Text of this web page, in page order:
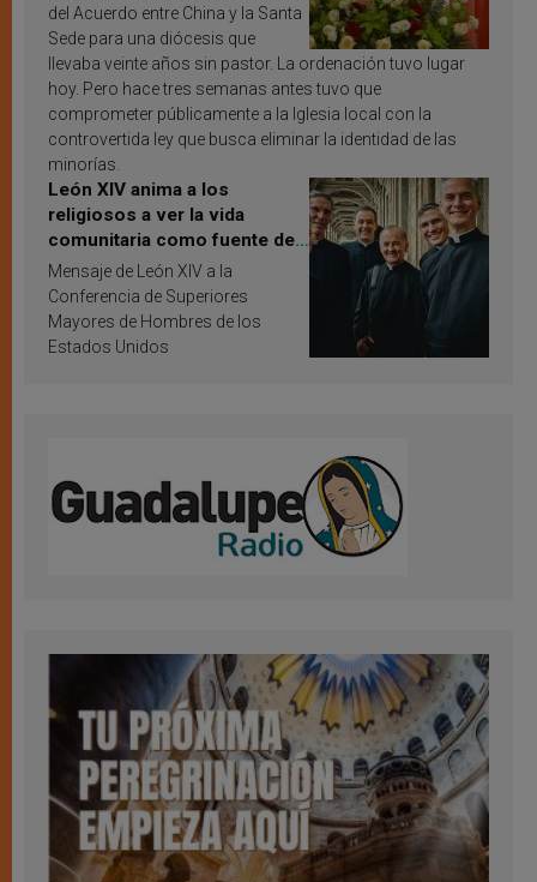
del Acuerdo entre China y la Santa
Sede para una diócesis que
llevaba veinte años sin pastor. La ordenación tuvo lugar
hoy. Pero hace tres semanas antes tuvo que
comprometer públicamente a la Iglesia local con la
controvertida ley que busca eliminar la identidad de las
minorías.
León XIV anima a los
religiosos a ver la vida
comunitaria como fuente de
inspiración y santificación
Mensaje de León XIV a la
Conferencia de Superiores
Mayores de Hombres de los
Estados Unidos